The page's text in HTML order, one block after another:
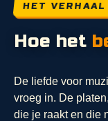
HET VERHAAL
Hoe het
De liefde voor
vroeg in. De
die je raakt en die